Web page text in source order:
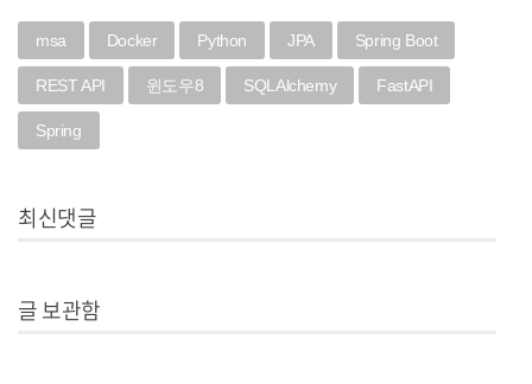
msa Docker Python JPA Spring Boot
REST API 윈도우8 SQLAlchemy FastAPI
Spring
최신댓글
글 보관함